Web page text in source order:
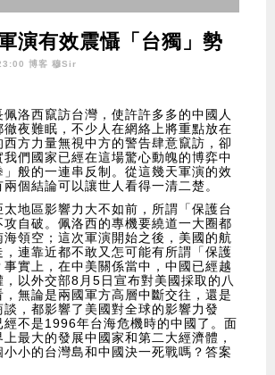
演有效震懾「台獨」勢
博客 穆Sir
佩洛西竄訪台灣，使許許多多的中國人
夜難眠，不少人在網絡上將重點放在
方力量無視中方的警告肆意竄訪，卻
們國家已經在這場驚心動魄的博弈中
」般的一連串反制。從這幾天軍演的效
個結論可以讓世人看得一清二楚。
地區影響力大不如前，所謂「保護台
自破。佩洛西的專機要繞道一大圈都
領空；這次軍演開始之後，美國的航
連靠近都不敢又怎可能有所謂「保護
事實上，在中美關係當中，中國已經越
以外交部8月5日宣布對美國採取的八
無論是兩國軍方高層中斷交往，還是
，都影響了美國對全球的影響力發
經不是1996年台海危機時的中國了。面
最大的發展中國家和第二大經濟體，
小小的台灣島和中國決一死戰嗎？答案